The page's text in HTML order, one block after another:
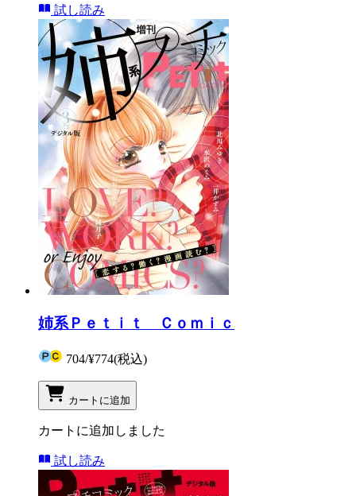
試し読み
姉系Ｐｅｔｉｔ Ｃｏｍｉｃ
704/¥774(税込)
カートに追加
カートに追加しました
試し読み